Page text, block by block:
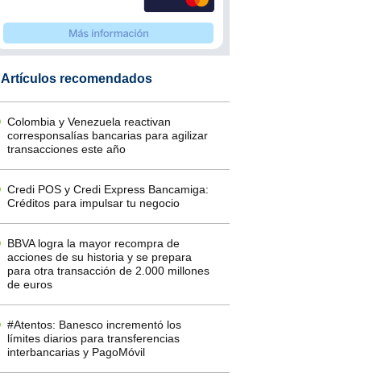
Artículos recomendados
Colombia y Venezuela reactivan
corresponsalías bancarias para agilizar
transacciones este año
Credi POS y Credi Express Bancamiga:
Créditos para impulsar tu negocio
BBVA logra la mayor recompra de
acciones de su historia y se prepara
para otra transacción de 2.000 millones
de euros
#Atentos: Banesco incrementó los
límites diarios para transferencias
interbancarias y PagoMóvil